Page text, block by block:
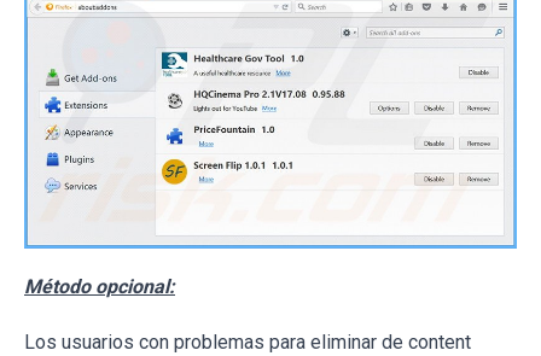
Método opcional:
Los usuarios con problemas para eliminar de content